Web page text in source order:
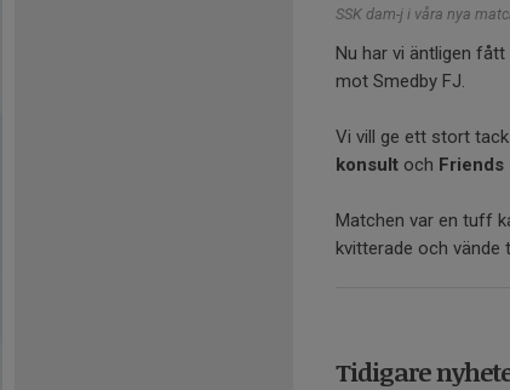
SSK dam-j i våra nya
Nu har vi äntligen
mot Smedby FJ.
Vi vill ge ett stort
konsult och Friends
Matchen var en tuff
kvitterade och vände
Tidigare